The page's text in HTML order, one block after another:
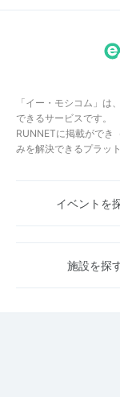
「イー・モシコム」は
できるサービスです。
RUNNETに掲載ができ
みを解決できるプラッ
イベントを
施設を探